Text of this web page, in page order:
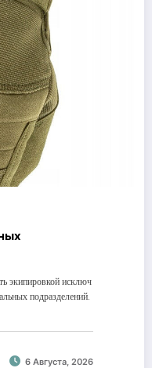
экипировкой исключ
подразделений.
6 Августа, 2026